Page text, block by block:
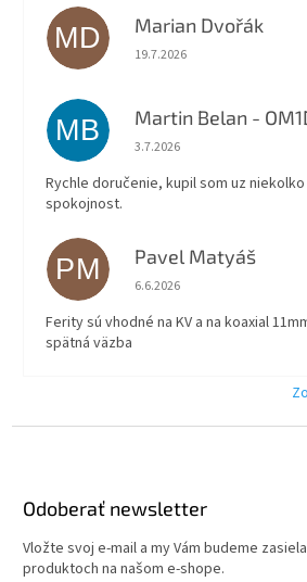
MD Marian Dvořák
Hodnotenie obchodu je 5 z
19.7.2026
MB Martin Belan -
Hodnotenie obchodu je 5 z
3.7.2026
Rychle doručenie, kupil som uz
spokojnost.
PM Pavel Matyáš
Hodnotenie obchodu je 5 z
6.6.2026
Ferity sú vhodné na KV a na koaxial
spätná väzba
Odoberať newsletter
Vložte svoj e-mail a my Vám budeme
produktoch na našom e-shope.